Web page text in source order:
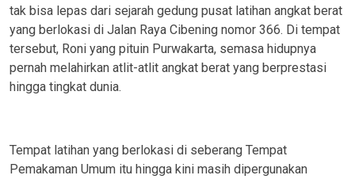
tak bisa lepas dari sejarah gedung pusat latihan angkat berat
yang berlokasi di Jalan Raya Cibening nomor 366. Di tempat
tersebut, Roni yang pituin Purwakarta, semasa hidupnya
pernah melahirkan atlit-atlit angkat berat yang berprestasi
hingga tingkat dunia.
Tempat latihan yang berlokasi di seberang Tempat
Pemakaman Umum itu hingga kini masih dipergunakan